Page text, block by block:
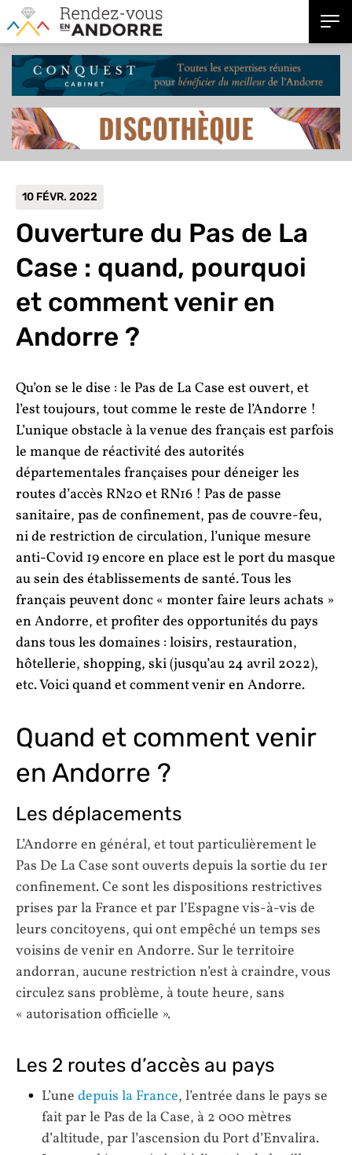
10 FÉVR. 2022
Ouverture du Pas de La
Case : quand, pourquoi
et comment venir en
Andorre ?
Qu’on se le dise : le Pas de La Case est ouvert, et
l’est toujours, tout comme le reste de l’Andorre !
L’unique obstacle à la venue des français est parfois
le manque de réactivité des autorités
départementales françaises pour déneiger les
routes d’accès RN20 et RN16 ! Pas de passe
sanitaire, pas de confinement, pas de couvre-feu,
ni de restriction de circulation, l’unique mesure
anti-Covid 19 encore en place est le port du masque
au sein des établissements de santé. Tous les
français peuvent donc « monter faire leurs achats »
en Andorre, et profiter des opportunités du pays
dans tous les domaines : loisirs, restauration,
hôtellerie, shopping, ski (jusqu’au 24 avril 2022),
etc. Voici quand et comment venir en Andorre.
Quand et comment venir
en Andorre ?
Les déplacements
L’Andorre en général, et tout particulièrement le
Pas De La Case sont ouverts depuis la sortie du 1er
confinement. Ce sont les dispositions restrictives
prises par la France et par l’Espagne vis-à-vis de
leurs concitoyens, qui ont empêché un temps ses
voisins de venir en Andorre. Sur le territoire
andorran, aucune restriction n’est à craindre, vous
circulez sans problème, à toute heure, sans
« autorisation officielle ».
Les 2 routes d’accès au pays
L’une depuis la France, l’entrée dans le pays se
fait par le Pas de la Case, à 2 000 mètres
d’altitude, par l’ascension du Port d’Envalira.